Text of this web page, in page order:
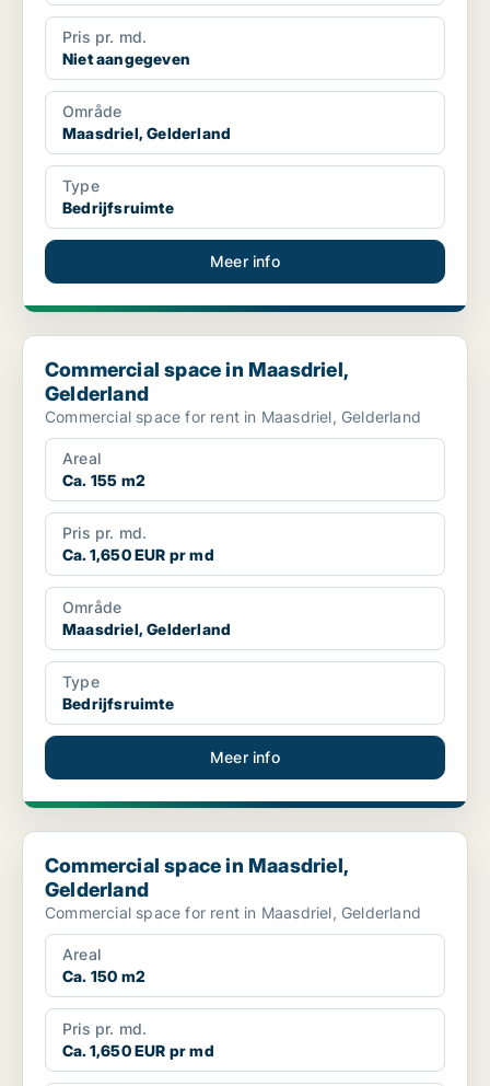
Pris pr. md.
Niet aangegeven
Område
Maasdriel, Gelderland
Type
Bedrijfsruimte
Meer info
Commercial space in Maasdriel, Gelderland
Commercial space in Maasdriel,
Gelderland
Commercial space for rent in Maasdriel, Gelderland
Areal
Ca. 155 m2
Pris pr. md.
Ca. 1,650 EUR pr md
Område
Maasdriel, Gelderland
Type
Bedrijfsruimte
Meer info
Commercial space in Maasdriel, Gelderland
Commercial space in Maasdriel,
Gelderland
Commercial space for rent in Maasdriel, Gelderland
Areal
Ca. 150 m2
Pris pr. md.
Ca. 1,650 EUR pr md